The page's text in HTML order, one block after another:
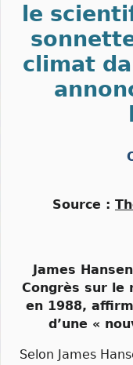
le
climat
Source :
James
Congrès sur le
en 1988,
d’une «
Selon James